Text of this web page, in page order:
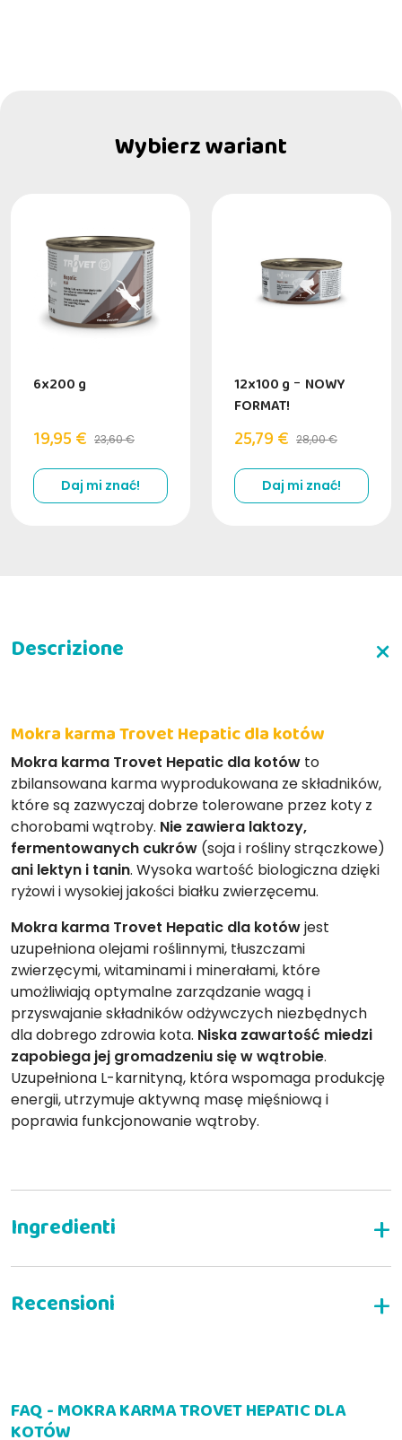
Wybierz wariant
6x200 g
19,95 € 23,60 €
Daj mi znać!
12x100 g - NOWY
FORMAT!
25,79 € 28,00 €
Daj mi znać!
Mokra karma Trovet Hepatic dla kotów
Mokra karma Trovet Hepatic dla kotów to
zbilansowana karma wyprodukowana ze składników,
które są zazwyczaj dobrze tolerowane przez koty z
chorobami wątroby. Nie zawiera laktozy,
fermentowanych cukrów (soja i rośliny strączkowe)
ani lektyn i tanin. Wysoka wartość biologiczna dzięki
ryżowi i wysokiej jakości białku zwierzęcemu.
Mokra karma Trovet Hepatic dla kotówjest
uzupełniona olejami roślinnymi, tłuszczami
zwierzęcymi, witaminami i minerałami, które
umożliwiają optymalne zarządzanie wagą i
przyswajanie składników odżywczych niezbędnych
dla dobrego zdrowia kota. Niska zawartość miedzi
zapobiega jej gromadzeniu się w wątrobie.
Uzupełniona L-karnityną, która wspomaga produkcję
energii, utrzymuje aktywną masę mięśniową i
poprawia funkcjonowanie wątroby.
chorobami wątroby
Alessia B
14-03-2022
FAQ - MOKRA KARMA TROVET HEPATIC DLA
KOTÓW